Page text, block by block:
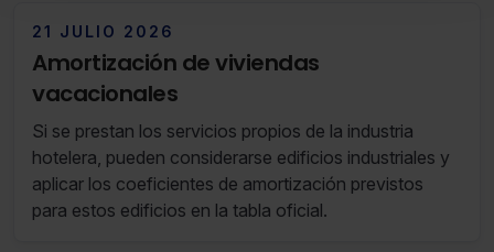
solo aquellas que quieras permitir en tu navegador. Si
no seleccionas ninguna utilizaremos las que sean
indispensables para la navegación.
Saber más acerca de las cookies
21 JULIO 2026
Amortización de viviendas
vacacionales
Si se prestan los servicios propios de la industria
hotelera, pueden considerarse edificios industriales y
aplicar los coeficientes de amortización previstos
para estos edificios en la tabla oficial.